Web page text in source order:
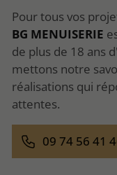
Pour tous vos
BG MENUISERIE
de plus de 18 ans
mettons notre
réalisations qui
attentes.
09 74 56 41